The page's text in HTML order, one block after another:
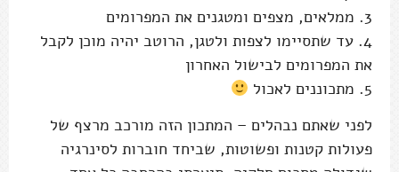
3. ממלאים, מצפים ומטגנים את המפרומים
4. עד שתסיימו לצפות ולטגן, הרוטב יהיה מוכן לקבל
את המפרומים לבישול האחרון
5. מתכוננים לאכול
לפני שאתם נבהלים – המתכון הזה מורכב מרצף של
פעולות קטנות ופשוטות, שביחד חוברות לסינרגיה